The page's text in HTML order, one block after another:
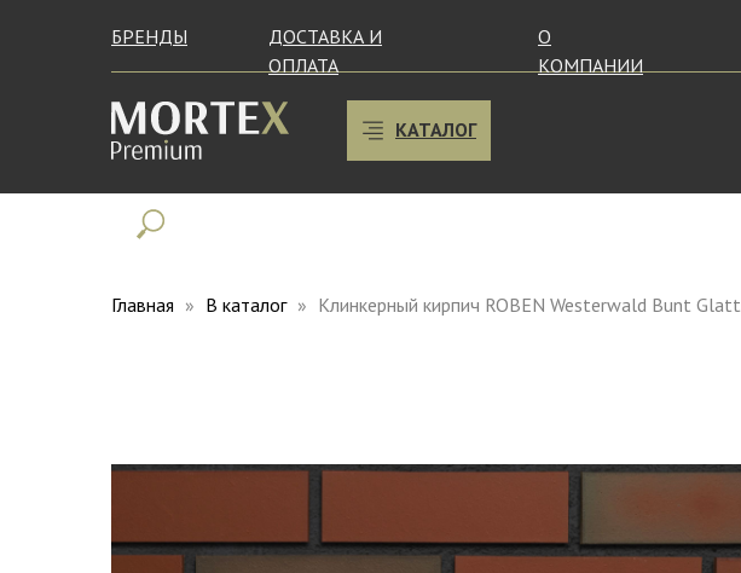
О
КОМПАНИИ
ДОСТАВКА И
ОПЛАТА
БРЕНДЫ
КАТАЛОГ
Главная В каталог Клинкерный кирпич ROBEN Westerwald Bunt Glatt